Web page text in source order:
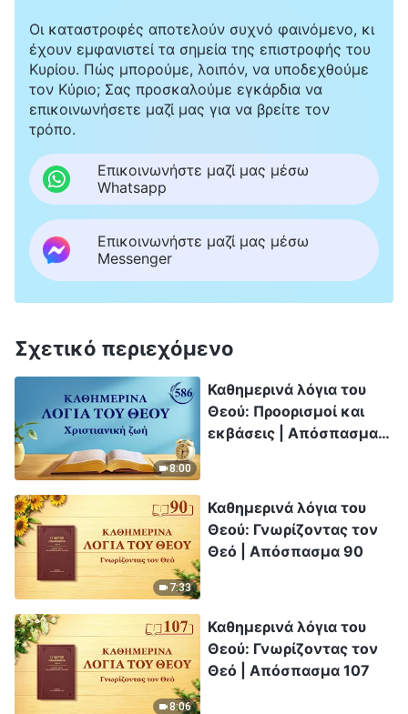
Οι καταστροφές αποτελούν συχνό φαινόμενο, κι
έχουν εμφανιστεί τα σημεία της επιστροφής του
Κυρίου. Πώς μπορούμε, λοιπόν, να υποδεχθούμε
τον Κύριο; Σας προσκαλούμε εγκάρδια να
επικοινωνήσετε μαζί μας για να βρείτε τον
τρόπο.
Επικοινωνήστε μαζί μας μέσω
Whatsapp
Επικοινωνήστε μαζί μας μέσω
Messenger
Σχετικό περιεχόμενο
8:00
Καθημερινά λόγια του
Θεού: Προορισμοί και
εκβάσεις | Απόσπασμα
7:33
Καθημερινά λόγια του
Θεού: Γνωρίζοντας τον
Θεό | Απόσπασμα 90
8:06
Καθημερινά λόγια του
Θεού: Γνωρίζοντας τον
Θεό | Απόσπασμα 107